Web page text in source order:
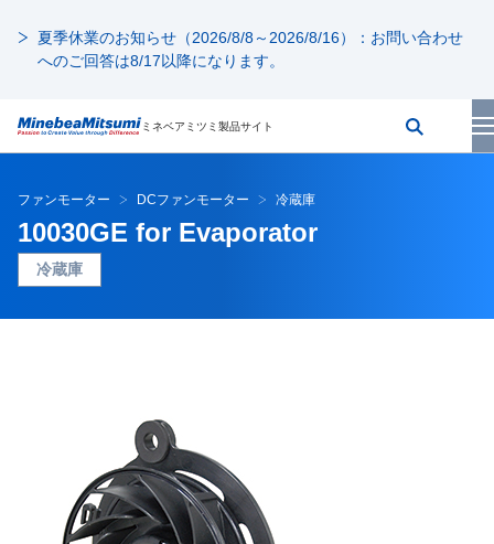
夏季休業のお知らせ（2026/8/8～2026/8/16）：お問い合わせ
へのご回答は8/17以降になります。
ミネベアミツミ製品サイト
ファンモーター DCファンモーター 冷蔵庫
10030GE for Evaporator
冷蔵庫